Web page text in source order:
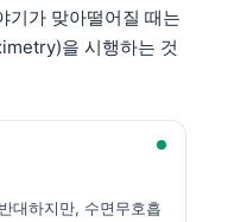
기가 맞아떨어질 때는
을 시행하는 것
대하지만, 수면무호흡